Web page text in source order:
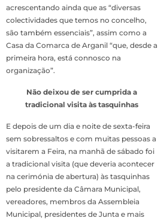
acrescentando ainda que as “diversas
colectividades que temos no concelho,
são também essenciais”, assim como a
Casa da Comarca de Arganil “que, desde a
primeira hora, está connosco na
organização”.
Não deixou de ser cumprida a
tradicional visita às tasquinhas
E depois de um dia e noite de sexta-feira
sem sobressaltos e com muitas pessoas a
visitarem a Feira, na manhã de sábado foi
a tradicional visita (que deveria acontecer
na cerimónia de abertura) às tasquinhas
pelo presidente da Câmara Municipal,
vereadores, membros da Assembleia
Municipal, presidentes de Junta e mais